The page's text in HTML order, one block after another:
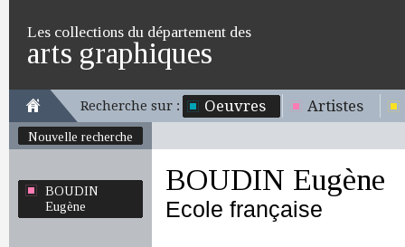
Les collections du département des
arts graphiques
Recherche sur : Oeuvres Artistes
Nouvelle recherche
BOUDIN
Eugène
BOUDIN Eugène
Ecole française